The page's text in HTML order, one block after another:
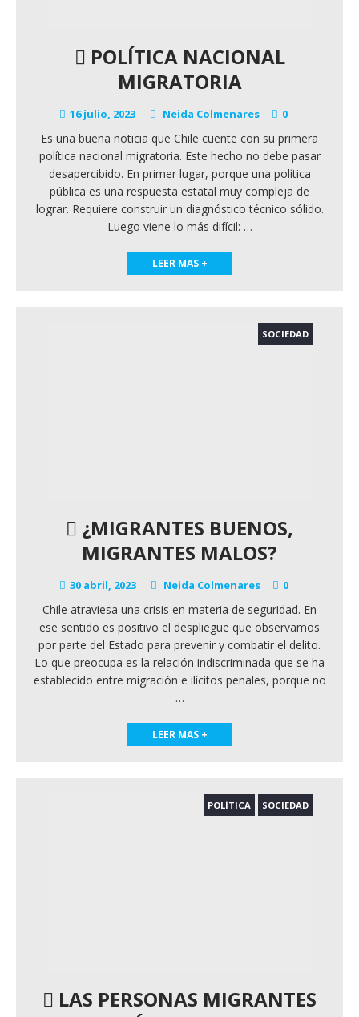
POLÍTICA NACIONAL
MIGRATORIA
16 julio, 2023 Neida Colmenares 0
Es una buena noticia que Chile cuente con su primera
política nacional migratoria. Este hecho no debe pasar
desapercibido. En primer lugar, porque una política
pública es una respuesta estatal muy compleja de
lograr. Requiere construir un diagnóstico técnico sólido.
Luego viene lo más difícil: …
LEER MAS +
SOCIEDAD
¿MIGRANTES BUENOS,
MIGRANTES MALOS?
30 abril, 2023 Neida Colmenares 0
Chile atraviesa una crisis en materia de seguridad. En
ese sentido es positivo el despliegue que observamos
por parte del Estado para prevenir y combatir el delito.
Lo que preocupa es la relación indiscriminada que se ha
establecido entre migración e ilícitos penales, porque no
…
LEER MAS +
POLÍTICA SOCIEDAD
LAS PERSONAS MIGRANTES